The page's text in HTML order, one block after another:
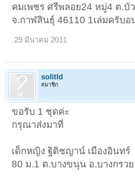
คมเพชร ศรีพลอย24 หมู่4 ต.บั
จ.กาฬสินธุ์ 46110 1เล่มครับอ
29 มีนาคม 2011
solitld
สมาชิก
ขอรับ 1 ชุดค่ะ
กรุณาส่งมาที่
เด็กหญิง ฐิติชญาน์ เมืองอินทร์
80 ม.1 ต.บางขนุน อ.บางกรว